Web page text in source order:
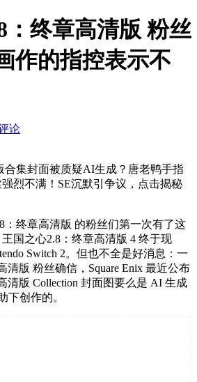
：终章高清版 粉丝
作的指控表示不
论
合集封面被质疑AI生成？唐老鸭手指
烈不满！SE沉默引争议，点击揭秘
：终章高清版 的粉丝们第一次有了这
国之心2.8：终章高清版 4 终于现
Switch 2。但也不全是好消息：一
清版 粉丝确信，Square Enix 最近公布
清版 Collection 封面图要么是 AI 生成
下创作的。